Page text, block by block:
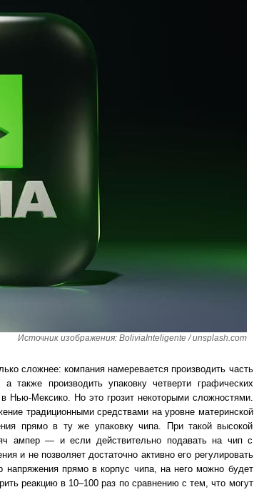
Источник изображения: BoliviaInteligente / unsplash.com
сложнее: компания намеревается производить часть
производить упаковку четверти графических
Нью-Мексико. Но это грозит некоторыми сложностями.
традиционными средствами на уровне материнской
прямо в ту же упаковку чипа. При такой высокой
ампер — и если действительно подавать на чип с
и не позволяет достаточно активно его регулировать
напряжения прямо в корпус чипа, на него можно будет
реакцию в 10–100 раз по сравнению с тем, что могут